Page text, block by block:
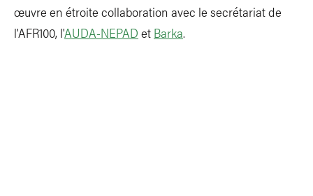
œuvre en étroite collaboration avec le secrétariat de
l'AFR100, l'AUDA-NEPAD et Barka.